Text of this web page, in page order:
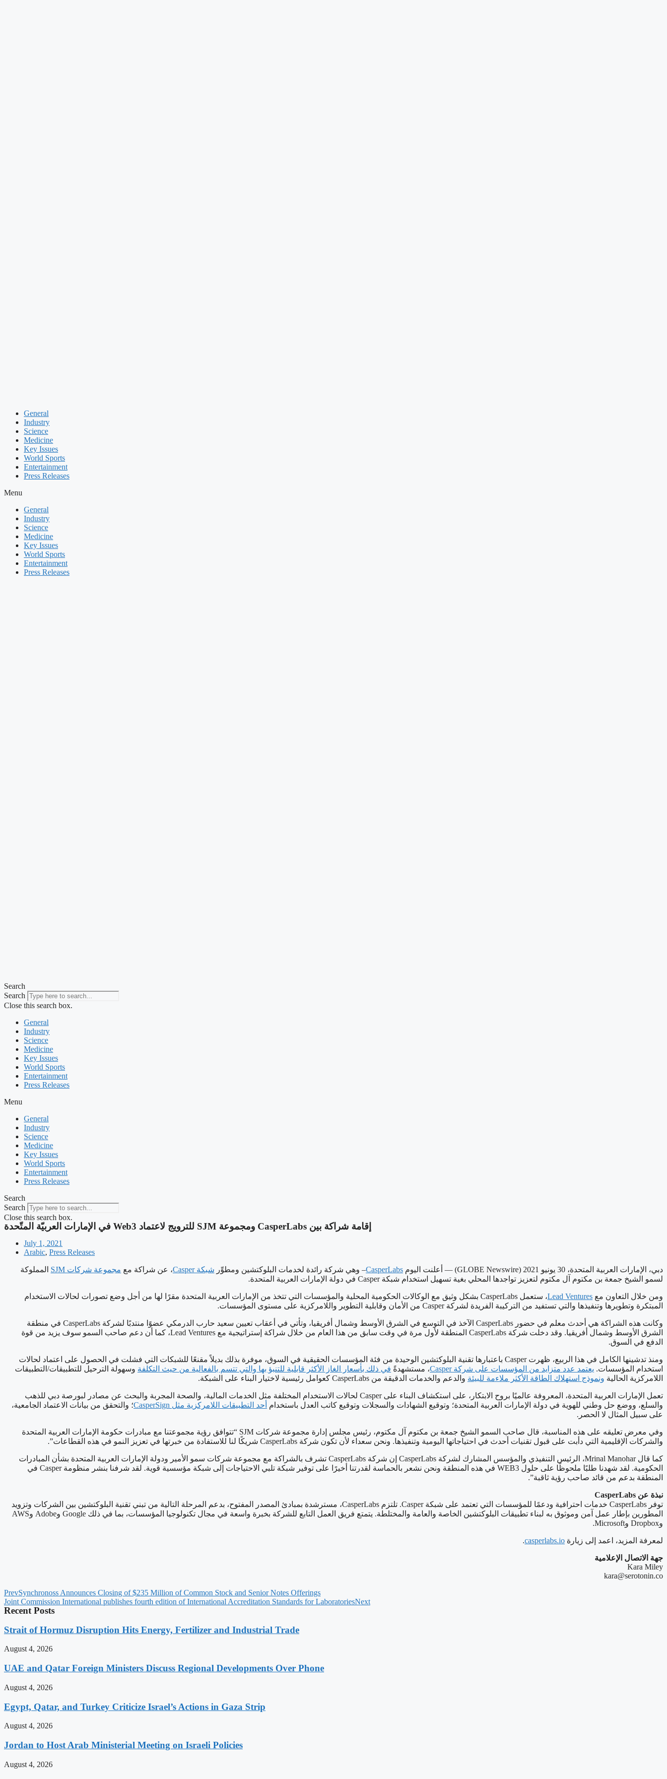
General
Industry
Science
Medicine
Key Issues
World Sports
Entertainment
Press Releases
Menu
General
Industry
Science
Medicine
Key Issues
World Sports
Entertainment
Press Releases
Search
Search
Close this search box.
General
Industry
Science
Medicine
Key Issues
World Sports
Entertainment
Press Releases
Menu
General
Industry
Science
Medicine
Key Issues
World Sports
Entertainment
Press Releases
Search
Search
Close this search box.
‫إقامة شراكة بين CasperLabs ومجموعة SJM للترويج لاعتماد Web3 في الإمارات العربيّة المتّحدة
July 1, 2021
Arabic, Press Releases
دبي، الإمارات العربية المتحدة، 30 يونيو 2021 (GLOBE Newswire) — أعلنت اليوم CasperLabs– وهي شركة رائدة لخدمات البلوكتشين ومطوِّر شبكة Casper ، عن شراكة مع مجموعة شركات SJM
المملوكة
لسمو الشيخ جمعة بن مكتوم آل مكتوم لتعزيز تواجدها المحلي بغية تسهيل استخدام شبكة Casper في دولة الإمارات العربية المتحدة.
ومن خلال التعاون مع Lead Ventures
، ستعمل CasperLabs بشكل وثيق مع الوكالات الحكومية المحلية والمؤسسات التي تتخذ من الإمارات العربية المتحدة مقرًا لها من أجل وضع تصورات لحالات الاستخدام
المبتكرة وتطويرها وتنفيذها والتي تستفيد من التركيبة الفريدة لشركة Casper من الأمان وقابلية التطوير واللامركزية على مستوى المؤسسات.
وكانت هذه الشراكة هي أحدث معلم في حضور CasperLabs الآخذ في التوسع في الشرق الأوسط وشمال أفريقيا، وتأتي في أعقاب تعيين سعيد حارب الدرمكي عضوًا منتدبًا لشركة CasperLabs في منطقة
الشرق الأوسط وشمال أفريقيا. وقد دخلت شركة CasperLabs المنطقة لأول مرة في وقت سابق من هذا العام من خلال شراكة إستراتيجية مع Lead Ventures، كما أن دعم صاحب السمو سوف يزيد من قوة
الدفع في السوق.
ومنذ تدشينها الكامل في هذا الربيع، ظهرت Casper باعتبارها تقنية البلوكتشين الوحيدة من فئة المؤسسات الحقيقية في السوق، موفرة بذلك بديلاً مقنعًا للشبكات التي فشلت في الحصول على اعتماد لحالات
استخدام المؤسسات. يعتمد عدد متزايد من المؤسسات على شركة Casper ، مستشهدةً في ذلك بأسعار الغاز الأكثر قابلية للتنبؤ بها والتي تتسم بالفعالية من حيث التكلفة وسهولة الترحيل للتطبيقات/التطبيقات
اللامركزية الحالية ونموذج استهلاك الطاقة الأكثر ملاءمة للبيئة والدعم والخدمات الدقيقة من CasperLabs كعوامل رئيسية لاختيار البناء على الشبكة.
تعمل الإمارات العربية المتحدة، المعروفة عالميًا بروح الابتكار، على استكشاف البناء على Casper لحالات الاستخدام المختلفة مثل الخدمات المالية، والصحة المجربة والبحث عن مصادر لبورصة دبي للذهب
والسلع، ووضع حل وطني للهوية في دولة الإمارات العربية المتحدة؛ وتوقيع الشهادات والسجلات وتوقيع كاتب العدل باستخدام أحد التطبيقات اللامركزية مثل CasperSign
؛ والتحقق من بيانات الاعتماد الجامعية،
على سبيل المثال لا الحصر.
وفي معرض تعليقه على هذه المناسبة، قال صاحب السمو الشيخ جمعة بن مكتوم آل مكتوم، رئيس مجلس إدارة مجموعة شركات SJM “تتوافق رؤية مجموعتنا مع مبادرات حكومة الإمارات العربية المتحدة
والشركات الإقليمية التي دأبت على قبول تقنيات أحدث في احتياجاتها اليومية وتنفيذها. ونحن سعداء لأن تكون شركة CasperLabs شريكًا لنا للاستفادة من خبرتها في تعزيز النمو في هذه القطاعات”.
كما قال Mrinal Manohar، الرئيس التنفيذي والمؤسس المشارك لشركة CasperLabs إن شركة CasperLabs تشرف بالشراكة مع مجموعة شركات سمو الأمير ودولة الإمارات العربية المتحدة بشأن المبادرات
الحكومية. لقد شهدنا طلبًا ملحوظًا على حلول WEB3 في هذه المنطقة ونحن نشعر بالحماسة لقدرتنا أخيرًا على توفير شبكة تلبي الاحتياجات إلى شبكة مؤسسية قوية. لقد شرفنا بنشر منظومة Casper في
المنطقة بدعم من قائد صاحب رؤية ثاقبة”.
نبذة عن CasperLabs
توفر CasperLabs خدمات احترافية ودعمًا للمؤسسات التي تعتمد على شبكة Casper. تلتزم CasperLabs، مسترشدة بمبادئ المصدر المفتوح، بدعم المرحلة التالية من تبني تقنية البلوكتشين بين الشركات وتزويد
المطورين بإطار عمل آمن وموثوق به لبناء تطبيقات البلوكتشين الخاصة والعامة والمختلطة. يتمتع فريق العمل التابع للشركة بخبرة واسعة في مجال تكنولوجيا المؤسسات، بما في ذلك Google وAdobe وAWS
وDropbox وMicrosoft.
لمعرفة المزيد، اعمد إلى زيارة casperlabs.io
.
جهة الاتصال الإعلامية
Kara Miley
kara@serotonin.co
PrevSynchronoss Announces Closing of $235 Million of Common Stock and Senior Notes Offerings
Joint Commission International publishes fourth edition of International Accreditation Standards for LaboratoriesNext
Recent Posts
Strait of Hormuz Disruption Hits Energy, Fertilizer and Industrial Trade
August 4, 2026
UAE and Qatar Foreign Ministers Discuss Regional Developments Over Phone
August 4, 2026
Egypt, Qatar, and Turkey Criticize Israel’s Actions in Gaza Strip
August 4, 2026
Jordan to Host Arab Ministerial Meeting on Israeli Policies
August 4, 2026